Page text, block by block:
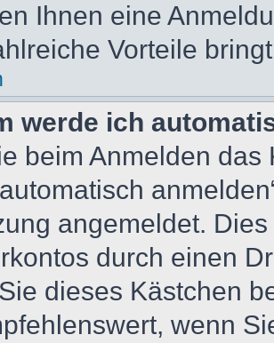
Ihnen eine
Vorteile
werde ich
beim Anmelden
angemeldet.
durch einen
dieses Kästchen
wenn